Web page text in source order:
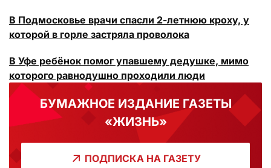
В Подмосковье врачи спасли 2-летнюю кроху, у
которой в горле застряла проволока
В Уфе ребёнок помог упавшему дедушке, мимо
которого равнодушно проходили люди
БУМАЖНОЕ ИЗДАНИЕ ГАЗЕТЫ
«ЖИЗНЬ»
ПОДПИСКА НА ГАЗЕТУ